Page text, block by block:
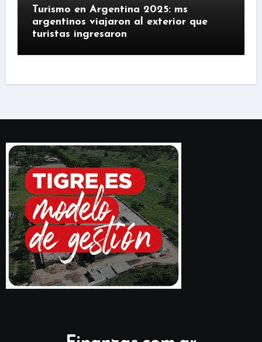
Turismo en Argentina 2025: ms
argentinos viajaron al exterior que
turistas ingresaron